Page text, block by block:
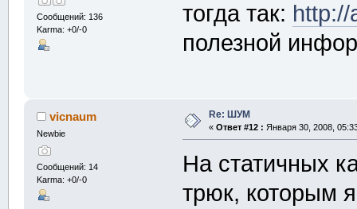
Сообщений: 136
Karma: +0/-0
тогда так:
полезной
vicnaum
Newbie
Сообщений: 14
Karma: +0/-0
Re: ШУМ
« Ответ #12 : Января 30, 2008,
На статичных
трюк, которым